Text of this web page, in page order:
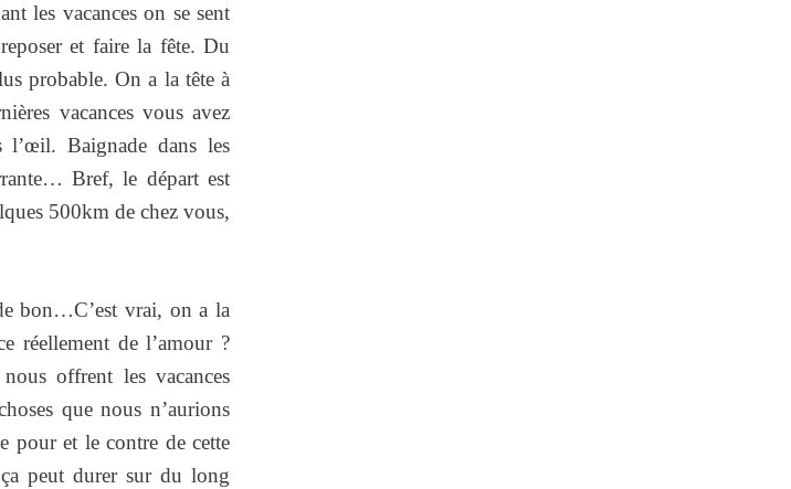
les vacances on se sent
et faire la fête. Du
probable. On a la tête à
vacances vous avez
l’œil. Baignade dans les
Bref, le départ est
500km de chez vous,
bon…C’est vrai, on a la
réellement de l’amour ?
offrent les vacances
que nous n’aurions
pour et le contre de cette
peut durer sur du long